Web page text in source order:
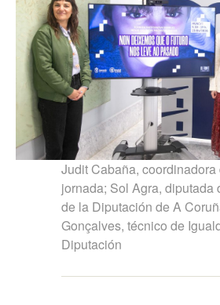
Judit Cabaña, coordinadora
jornada; Sol Agra, diputada
de la Diputación de A
Gonçalves, técnico de
Diputación